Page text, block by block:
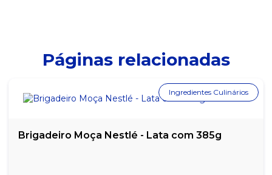
WHISKY BALLANTINES FINEST 8 ANOS 1L
Páginas relacionadas
Brigadeiro Moça Nestlé - Lata com 385g
Ingredientes Culinários